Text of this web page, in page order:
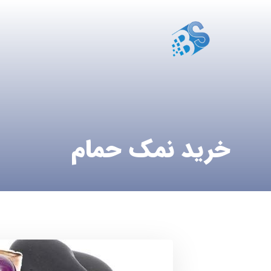
خرید نمک حمام